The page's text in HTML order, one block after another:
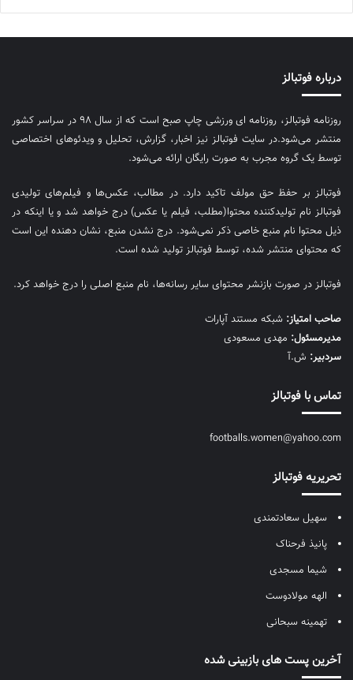
درباره فوتبالز
روزنامه فوتبالز، روزنامه ای ورزشی چاپ صبح است که از سال ۹۸ در سراسر کشور
منتشر می‌شود.در سایت فوتبالز نیز اخبار، گزارش، تحلیل و ویدئوهای اختصاصی
توسط یک گروه مجرب به صورت رایگان ارائه می‌شود.
فوتبالز بر حفظ حق مولف تاکید دارد. در مطالب، عکس‌ها و فیلم‌های تولیدی
فوتبالز نام تولیدکننده محتوا(مطلب، فیلم یا عکس) درج خواهد شد و یا اینکه در
ذیل محتوا نام منبع خاصی ذکر نمی‌‎شود. درج نشدن منبع، نشان دهنده این است
که محتوای منتشر شده، توسط فوتبالز تولید شده است.
فوتبالز در صورت بازنشر محتوای سایر رسانه‌ها، نام منبع اصلی را درج خواهد کرد.
صاحب امتیاز: شبکه مستند آپارات
مديرمسئول: مهدی مسعودی
سردبیر: ش.آ
تماس با فوتبالز
footballs.women@yahoo.com
تحریریه فوتبالز
سهیل سعادتمندی
پانیذ فرحناک
شیما مسجدی
الهه مولادوست
تهمینه سبحانی
آخرین پست های بازبینی شده